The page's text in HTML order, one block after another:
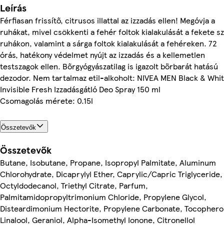
Leírás
Férfiasan frissítő, citrusos illattal az izzadás ellen! Megóvja a
ruhákat, mivel csökkenti a fehér foltok kialakulását a fekete
ruhákon, valamint a sárga foltok kialakulását a fehéreken. 72
órás, hatékony védelmet nyújt az izzadás és a kellemetlen
testszagok ellen. Bőrgyógyászatilag is igazolt bőrbarát hatású
dezodor. Nem tartalmaz etil-alkoholt: NIVEA MEN Black &
Invisible Fresh Izzadásgátló Deo Spray 150 ml
Csomagolás mérete: 0.15l
Összetevők
Összetevők
Butane, Isobutane, Propane, Isopropyl Palmitate, Aluminum
Chlorohydrate, Dicaprylyl Ether, Caprylic/Capric Triglyceride,
Octyldodecanol, Triethyl Citrate, Parfum,
Palmitamidopropyltrimonium Chloride, Propylene Glycol,
Disteardimonium Hectorite, Propylene Carbonate,
Linalool, Geraniol, Alpha-Isomethyl Ionone, Citronellol